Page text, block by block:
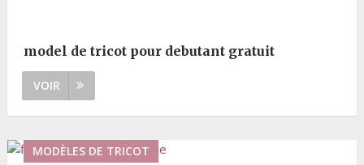
model de tricot pour debutant gratuit
VOIR
MODÈLES DE TRICOT